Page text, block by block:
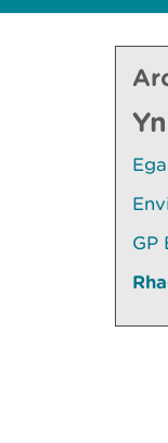
GP